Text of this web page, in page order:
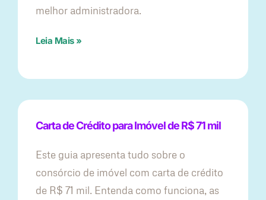
melhor administradora.
Leia Mais »
Carta de Crédito para Imóvel de R$ 71 mil
Este guia apresenta tudo sobre o
consórcio de imóvel com carta de crédito
de R$ 71 mil. Entenda como funciona, as